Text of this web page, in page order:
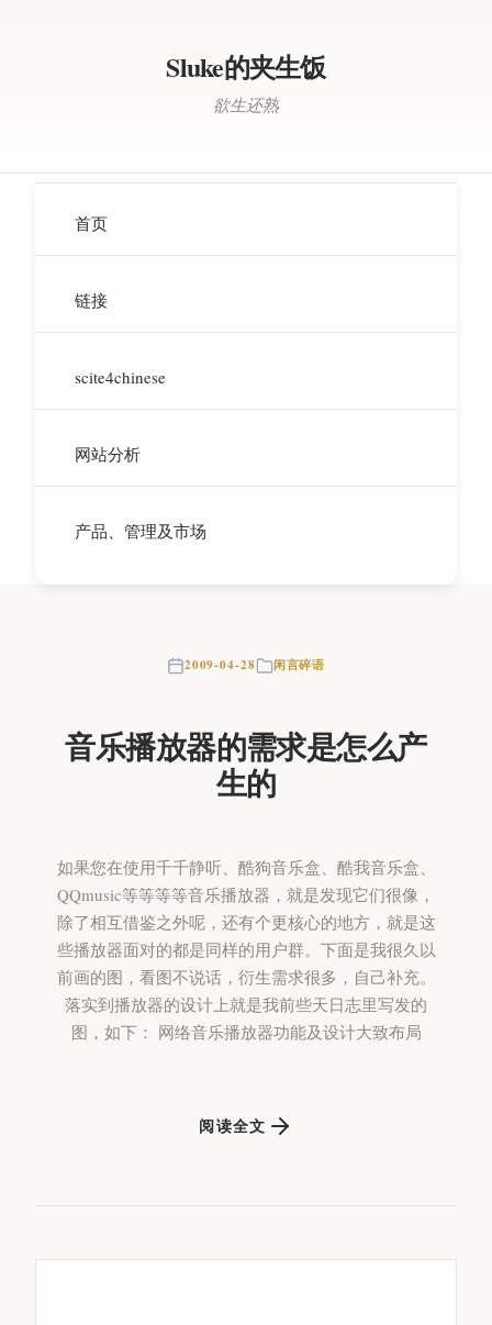
Sluke的夹生饭
欲生还熟
首页
链接
scite4chinese
网站分析
产品、管理及市场
2009-04-28 闲言碎语
音乐播放器的需求是怎么产
生的
如果您在使用千千静听、酷狗音乐盒、酷我音乐盒、
QQmusic等等等等音乐播放器，就是发现它们很像，
除了相互借鉴之外呢，还有个更核心的地方，就是这
些播放器面对的都是同样的用户群。下面是我很久以
前画的图，看图不说话，衍生需求很多，自己补充。
落实到播放器的设计上就是我前些天日志里写发的
图，如下： 网络音乐播放器功能及设计大致布局
阅读全文